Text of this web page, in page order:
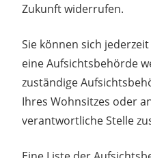
Zukunft widerrufen.
Sie können sich
eine Aufsichtsbehörde
zuständige
Ihres Wohnsitzes oder
verantwortliche Stelle